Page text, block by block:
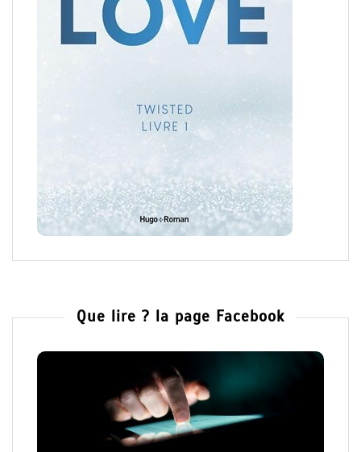
Que lire ? la page Facebook